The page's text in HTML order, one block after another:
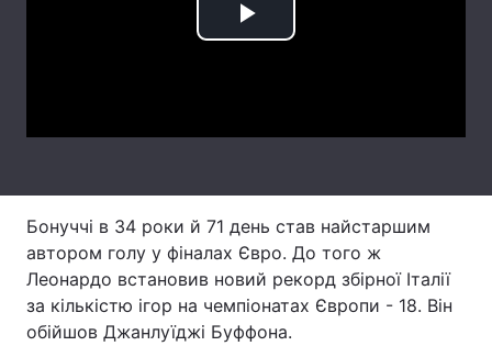
Play
Бонуччі в 34 роки й 71 день став найстаршим
автором голу у фіналах Євро. До того ж
Леонардо встановив новий рекорд збірної Італії
за кількістю ігор на чемпіонатах Європи - 18. Він
обійшов Джанлуїджі Буффона.